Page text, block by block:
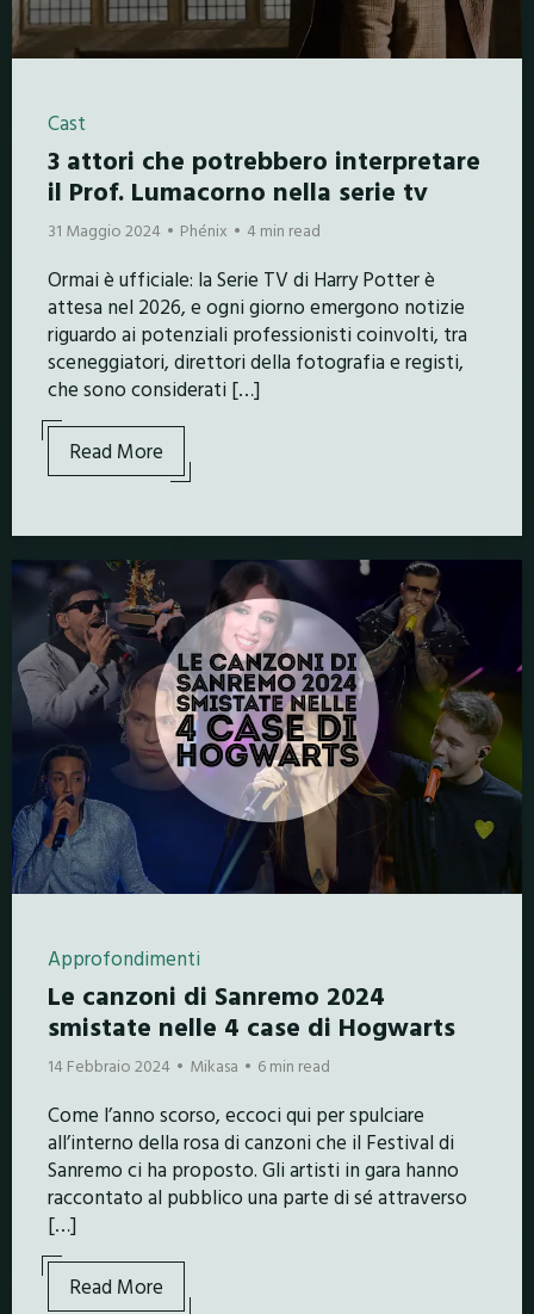
Cast
3 attori che potrebbero interpretare
il Prof. Lumacorno nella serie tv
31 Maggio 2024 Phénix 4 min read
Ormai è ufficiale: la Serie TV di Harry Potter è
attesa nel 2026, e ogni giorno emergono notizie
riguardo ai potenziali professionisti coinvolti, tra
sceneggiatori, direttori della fotografia e registi,
che sono considerati […]
Read More
Approfondimenti
Le canzoni di Sanremo 2024
smistate nelle 4 case di Hogwarts
14 Febbraio 2024 Mikasa 6 min read
Come l’anno scorso, eccoci qui per spulciare
all’interno della rosa di canzoni che il Festival di
Sanremo ci ha proposto. Gli artisti in gara hanno
raccontato al pubblico una parte di sé attraverso
[…]
Read More